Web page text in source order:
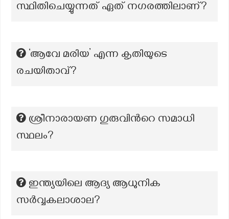
സ്ഥിതിചെയ്യുന്നത് ഏത് നഗരത്തിലാണ്?
‘ആവേ മരിയ’ എന്ന കൃതിയുടെ
രചയിതാവ്?
ശ്രീനാരായണ ഗുരുവിന്‍റെ സമാധി
സ്ഥലം?
ഇന്ത്യയിലെ ആദ്യ ആധുനിക
സർവ്വകലാശാല?